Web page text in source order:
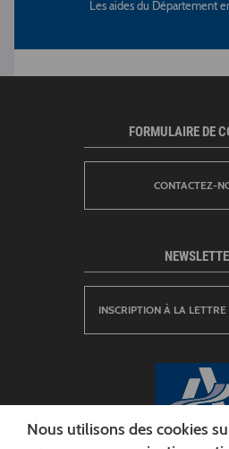
Les aides du Département
FORMULAIRE DE
CONTACTEZ-
INSCRIPTION À LA
Nous utilisons des cookies